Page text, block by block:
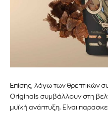
Εγγραφείτε
Επίσης, λόγω των θρεπτικών
Originals συμβάλλουνστη
μυϊκή ανάπτυξη. Είναι